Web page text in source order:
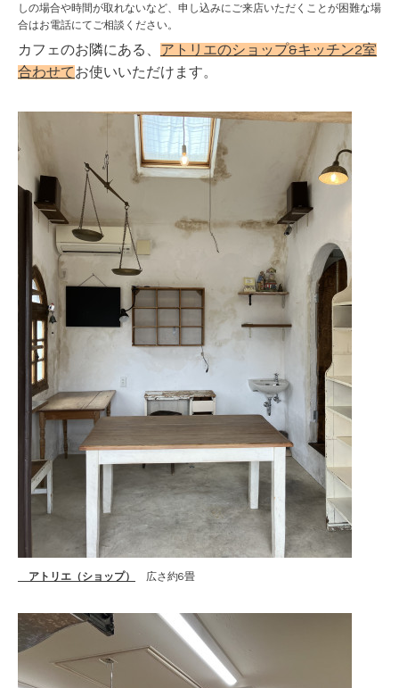
しの場合や時間が取れないなど、申し込みにご来店いただくことが困難な場
合はお電話にてご相談ください。
カフェのお隣にある、 アトリエのショップ&キッチン2室
合わせてお使いいただけます。
アトリエ（ショップ） 広さ約6畳